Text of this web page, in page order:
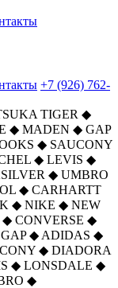
+7 (926) 762-
TIGER ◆
◆ MADEN ◆ GAP
◆ SAUCONY
◆ LEVIS ◆
◆ UMBRO
◆ CARHARTT
◆ NIKE ◆ NEW
◆ CONVERSE ◆
GAP ◆ ADIDAS ◆
◆ DIADORA
◆ LONSDALE ◆
◆